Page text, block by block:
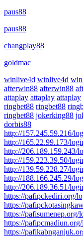
paus88
paus88
changplay88
goldmac
winlive4d winlive4d
afterwin88 afterwin88
attaplay attaplay attaplay
ringbet88 ringbet88
ringbet88 jokerking88
dorbis88
http://157.245.59.216/
http://165.22.99.173/
http://206.189.159.243/
http://159.223.39.50/
http://139.59.228.27/
http://188.166.245.29/
http://206.189.36.51/
https://pafipckediri.org/
https://
https://pafisumenep.org/
https://
https://